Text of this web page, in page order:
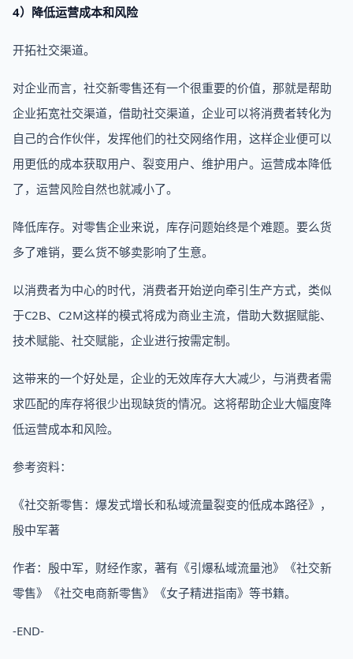
4）降低运营成本和风险
开拓社交渠道。
对企业而言，社交新零售还有一个很重要的价值，那就是帮助
企业拓宽社交渠道，借助社交渠道，企业可以将消费者转化为
自己的合作伙伴，发挥他们的社交网络作用，这样企业便可以
用更低的成本获取用户、裂变用户、维护用户。运营成本降低
了，运营风险自然也就减小了。
降低库存。对零售企业来说，库存问题始终是个难题。要么货
多了难销，要么货不够卖影响了生意。
以消费者为中心的时代，消费者开始逆向牵引生产方式，类似
于C2B、C2M这样的模式将成为商业主流，借助大数据赋能、
技术赋能、社交赋能，企业进行按需定制。
这带来的一个好处是，企业的无效库存大大减少，与消费者需
求匹配的库存将很少出现缺货的情况。这将帮助企业大幅度降
低运营成本和风险。
参考资料：
《社交新零售：爆发式增长和私域流量裂变的低成本路径》，
殷中军著
作者：殷中军，财经作家，著有《引爆私域流量池》《社交新
零售》《社交电商新零售》《女子精进指南》等书籍。
-END-